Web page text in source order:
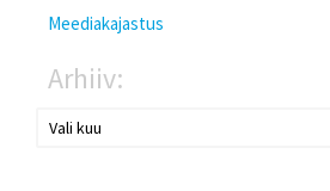
Meediakajastus
Arhiiv: